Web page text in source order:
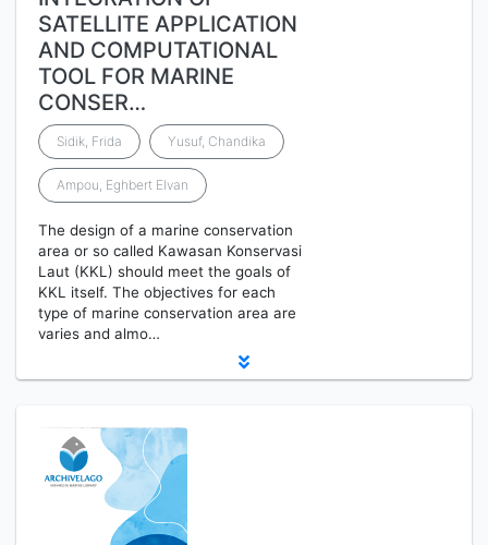
SATELLITE APPLICATION
AND COMPUTATIONAL
TOOL FOR MARINE
CONSER…
Sidik, Frida Yusuf, Chandika
Ampou, Eghbert Elvan
The design of a marine conservation
area or so called Kawasan Konservasi
Laut (KKL) should meet the goals of
KKL itself. The objectives for each
type of marine conservation area are
varies and almo…